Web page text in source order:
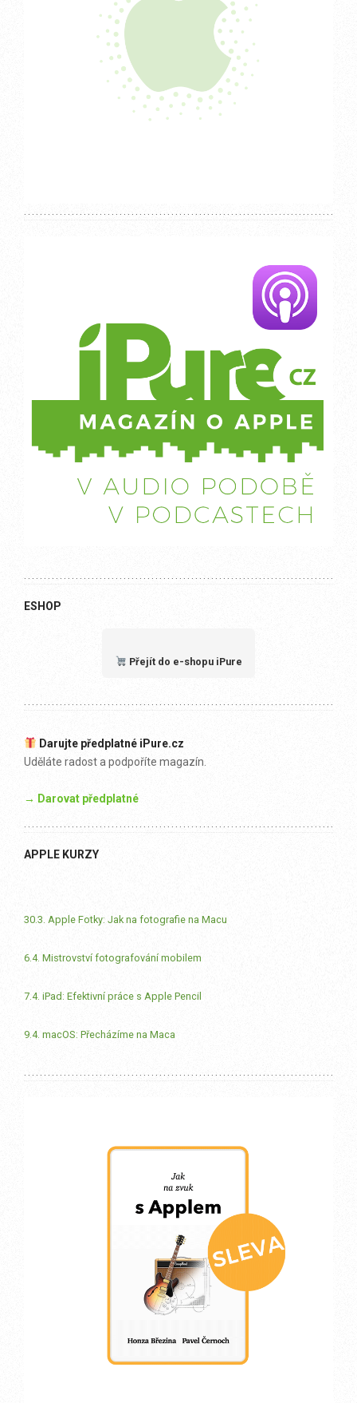
ESHOP
Přejít do e-shopu iPure
Darujte předplatné iPure.cz
Uděláte radost a podpoříte magazín.
→ Darovat předplatné
APPLE KURZY
30.3. Apple Fotky: Jak na fotografie na Macu
6.4. Mistrovství fotografování mobilem
7.4. iPad: Efektivní práce s Apple Pencil
9.4. macOS: Přecházíme na Maca